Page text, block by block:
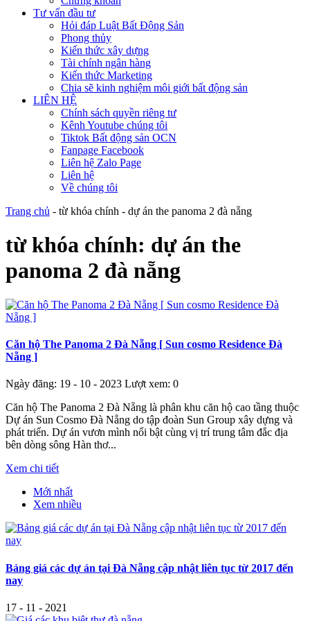
Tư vấn đầu tư
Hỏi đáp Luật Bất Động Sản
Phong thủy
Kiến thức xây dựng
Tài chính ngân hàng
Kiến thức Marketing
Chia sẽ kinh nghiệm môi giới bất động sản
LIÊN HỆ
Chính sách quyền riêng tư
Kênh Youtube chúng tôi
Tiktok Bất động sản OCN
Fanpage Facebook
Liên hệ Zalo Page
Liên hệ
Về chúng tôi
Trang chủ - từ khóa chính - dự án the panoma 2 đà nẵng
từ khóa chính: dự án the
panoma 2 đà nẵng
Căn hộ The Panoma 2 Đà Nẵng [ Sun cosmo Residence Đà
Nẵng ]
Ngày đăng: 19 - 10 - 2023 Lượt xem: 0
Căn hộ The Panoma 2 Đà Nẵng là phân khu căn hộ cao tầng thuộc
Dự án Sun Cosmo Đà Nẵng do tập đoàn Sun Group xây dựng và
phát triển. Dự án vươn mình nổi bật cùng vị trí trung tâm đắc địa
bên dòng sông Hàn thơ...
Xem chi tiết
Mới nhất
Xem nhiều
Bảng giá các dự án tại Đà Nẵng cập nhật liên tục từ 2017 đến
nay
17 - 11 - 2021